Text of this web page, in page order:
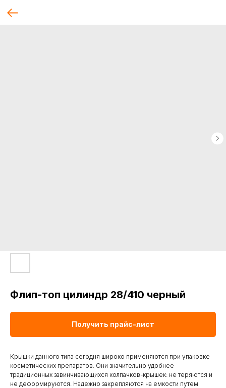
Флип-топ цилиндр 28/410 черный
Получить прайс-лист
Крышки данного типа сегодня широко применяются при упаковке
косметических препаратов. Они значительно удобнее
традиционных завинчивающихся колпачков-крышек: не теряются и
не деформируются. Надежно закрепляются на емкости путем